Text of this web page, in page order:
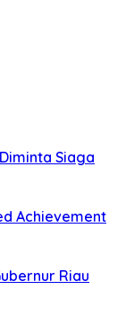
Siaga
Achievement
Riau